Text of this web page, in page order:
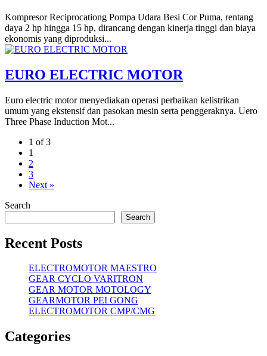
Kompresor Reciprocationg Pompa Udara Besi Cor Puma, rentang
daya 2 hp hingga 15 hp, dirancang dengan kinerja tinggi dan biaya
ekonomis yang diproduksi...
EURO ELECTRIC MOTOR
Euro electric motor menyediakan operasi perbaikan kelistrikan
umum yang ekstensif dan pasokan mesin serta penggeraknya. Uero
Three Phase Induction Mot...
1 of 3
1
2
3
Next »
Search
Search
Recent Posts
ELECTROMOTOR MAESTRO
GEAR CYCLO VARITRON
GEAR MOTOR MOTOLOGY
GEARMOTOR PEI GONG
ELECTROMOTOR CMP/CMG
Categories